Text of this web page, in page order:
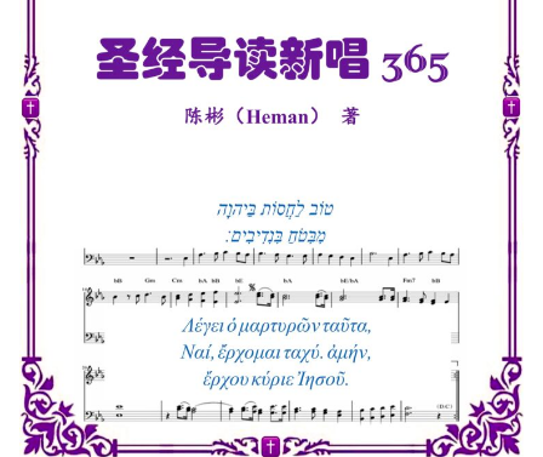
宣教事工
神学研究